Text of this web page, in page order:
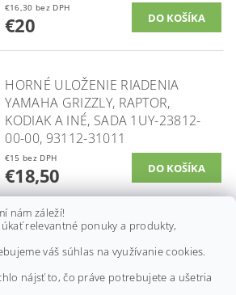
€16,30 bez DPH
€20
HORNÉ ULOŽENIE RIADENIA
YAMAHA GRIZZLY, RAPTOR,
KODIAK A INÉ, SADA 1UY-23812-
00-00, 93112-31011
€15 bez DPH
€18,50
CHLADIČ VODY YAMAHA RAPTOR
660, 01-05, 5LP-12461-10-00
€125 bez DPH
nám záleží!
relevantné ponuky a produkty,
váš súhlas na využívanie cookies.
nájsť to, čo práve potrebujete a ušetria